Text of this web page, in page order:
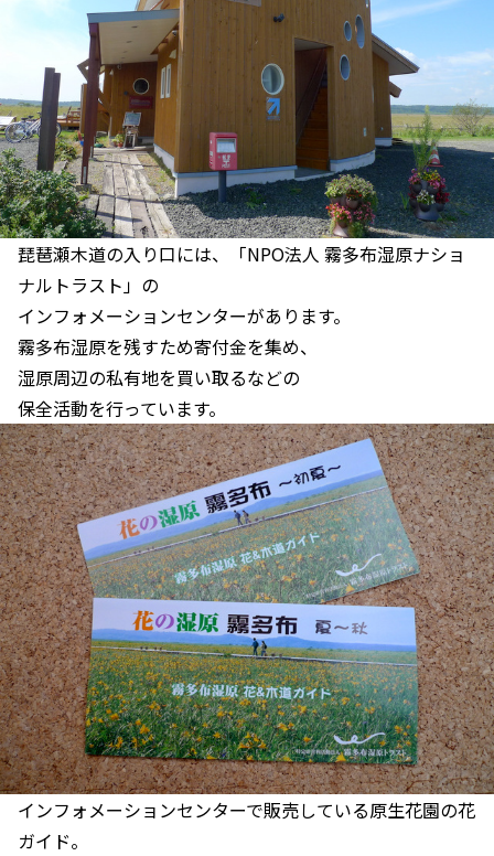
琵琶瀬木道の入り口には、「NPO法人 霧多布湿原ナショ
ナルトラスト」の
インフォメーションセンターがあります。
霧多布湿原を残すため寄付金を集め、
湿原周辺の私有地を買い取るなどの
保全活動を行っています。
インフォメーションセンターで販売している原生花園の花
ガイド。